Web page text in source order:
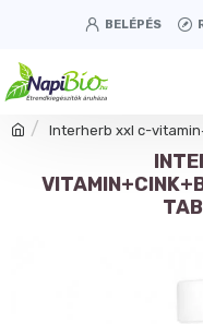
BELÉPÉS
Interherb xxl c-